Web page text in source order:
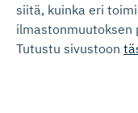
siitä, kuinka eri
ilmastonmuutoksen
Tutustu sivustoon